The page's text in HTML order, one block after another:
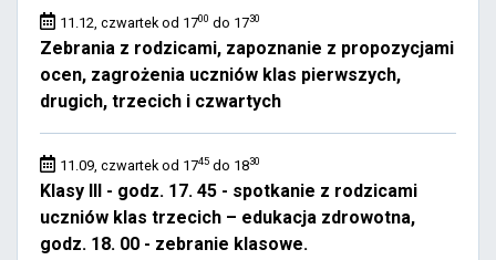
11.12, czwartek od 1700 do 1730
Zebrania z rodzicami, zapoznanie z propozycjami
ocen, zagrożenia uczniów klas pierwszych,
drugich, trzecich i czwartych
11.09, czwartek od 1745 do 1830
Klasy III - godz. 17. 45 - spotkanie z rodzicami
uczniów klas trzecich – edukacja zdrowotna,
godz. 18. 00 - zebranie klasowe.